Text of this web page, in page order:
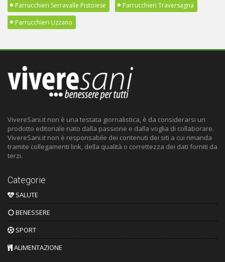
Parrucchieri Serravalle Pistoiese
Parrucchieri Traversagna
Parrucchieri Uzzano
VivereSani.it non è una testata giornalistica, è da considerarsi un
prodotto editoriale nato dalla passione e dalla voglia di collaborare.
VivereSani.it non è responsabile dei contenuti dei siti a cui rimanda
tramite collegamenti link, della qualità o correttezza dei dati forniti da
terzi.
Categorie
SALUTE
BENESSERE
SPORT
ALIMENTAZIONE